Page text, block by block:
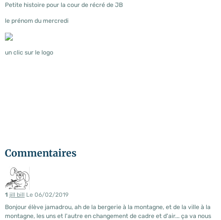
Petite histoire pour la cour de récré de JB
le prénom du mercredi
un clic sur le logo
Commentaires
1 jill bill Le 06/02/2019
Bonjour élève jamadrou, ah de la bergerie à la montagne, et de la ville à la
montagne, les uns et l'autre en changement de cadre et d'air... ça va nous